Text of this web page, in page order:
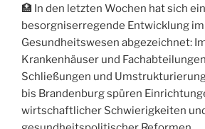
🏥 In den letzten Wochen hat sich
besorgniserregende Entwicklung
Gesundheitswesen abgezeichnet:
Krankenhäuser und
Schließungen und
bis Brandenburg spüren
wirtschaftlicher Schwierigkeiten